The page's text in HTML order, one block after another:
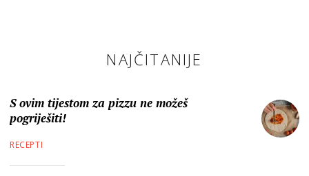
NAJČITANIJE
S ovim tijestom za pizzu ne možeš
pogriješiti!
RECEPTI